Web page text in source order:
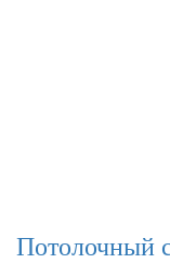
Потолочный